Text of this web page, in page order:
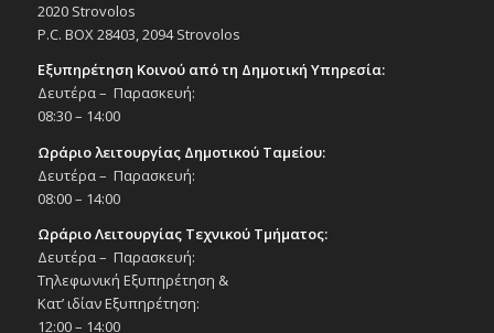
2020 Strovolos
P.C. BOX 28403, 2094 Strovolos
Εξυπηρέτηση Κοινού από τη Δημοτική Υπηρεσία:
Δευτέρα – Παρασκευή:
08:30 – 14:00
Ωράριο λειτουργίας Δημοτικού Ταμείου:
Δευτέρα – Παρασκευή:
08:00 – 14:00
Ωράριο Λειτουργίας Τεχνικού Τμήματος:
Δευτέρα – Παρασκευή:
Τηλεφωνική Εξυπηρέτηση &
Κατ’ ιδίαν Εξυπηρέτηση:
12:00 – 14:00